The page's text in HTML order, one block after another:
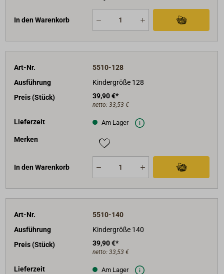
In den Warenkorb
Art-Nr.
5510-128
Ausführung
Kindergröße 128
Preis (Stück)
39,90 €*
netto: 33,53 €
Lieferzeit Am Lager
Merken
In den Warenkorb
Art-Nr.
5510-140
Ausführung
Kindergröße 140
Preis (Stück)
39,90 €*
netto: 33,53 €
Lieferzeit Am Lager